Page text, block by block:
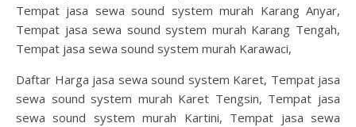
Tempat jasa sewa sound system murah Karang Anyar,
Tempat jasa sewa sound system murah Karang Tengah,
Tempat jasa sewa sound system murah Karawaci,
Daftar Harga jasa sewa sound system Karet, Tempat jasa
sewa sound system murah Karet Tengsin, Tempat jasa
sewa sound system murah Kartini, Tempat jasa sewa